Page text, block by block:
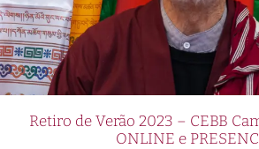
Retiro de Verão 2023 – CEBB
ONLINE e